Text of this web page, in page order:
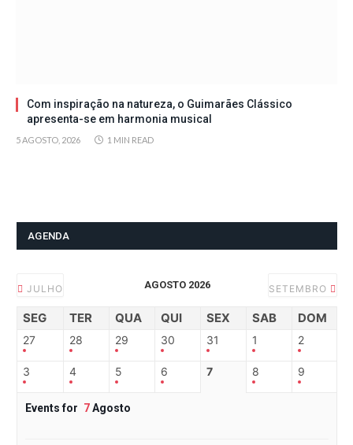
Com inspiração na natureza, o Guimarães Clássico
apresenta-se em harmonia musical
5 AGOSTO, 2026 1 MIN READ
AGENDA
JULHO AGOSTO 2026 SETEMBRO
SEG TER QUA QUI SEX SAB DOM
27 28 29 30 31 1 2
3 4 5 6 7 8 9
Events for 7Agosto